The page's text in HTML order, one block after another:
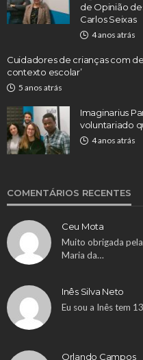
de Opinião
Carlos Seixas
4 anos atrás
Cuidadores de crianças com
contexto escolar’
5 anos atrás
Imaginarius
voluntariado
4 anos atrás
COMENTÁRIOS RECENTES
Ceu Mota
Muito obrigada
Maria da…
Inês Silva Neto
Eu sou a Inês tem
Orlando Campos